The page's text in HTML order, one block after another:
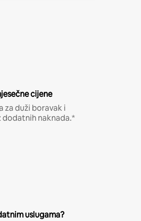
cijene
za duži boravak i
dodatnih naknada.*
uslugama?